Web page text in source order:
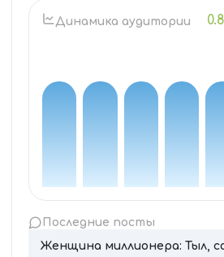
Динамика аудитории
Последние посты
Женщина миллионера: Тыл,